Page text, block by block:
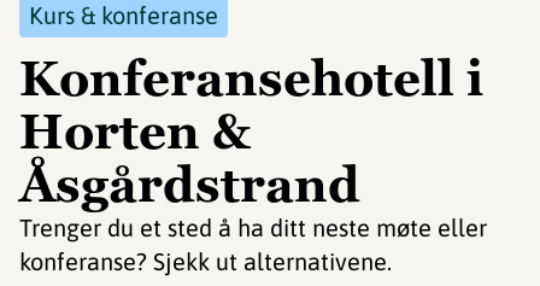
Kurs & konferanse
Konferansehotell i
Horten &
Åsgårdstrand
Trenger du et sted å ha ditt neste møte eller
konferanse? Sjekk ut alternativene.